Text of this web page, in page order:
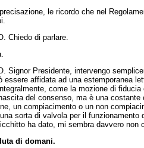
le ricordo che nel
Chiedo di parlare.
Signor Presidente, intervengo
essere affidata ad una estemporanea
come la mozione di
del consenso, ma è una
un compiacimento o un non
sorta di valvola per il
ha dato, mi sembra davvero non
di domani.